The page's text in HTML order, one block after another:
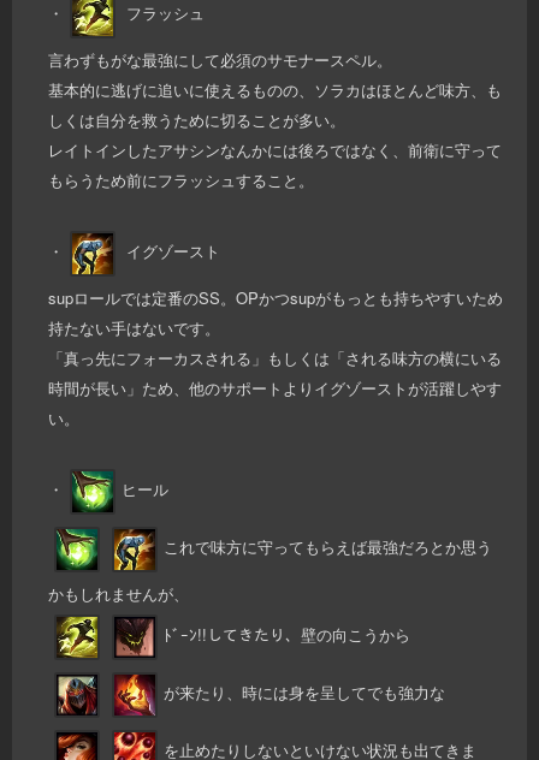
・ フラッシュ
言わずもがな最強にして必須のサモナースペル。
基本的に逃げに追いに使えるものの、ソラカはほとんど味方、も
しくは自分を救うために切ることが多い。
レイトインしたアサシンなんかには後ろではなく、前衛に守って
もらうため前にフラッシュすること。
・ イグゾースト
supロールでは定番のSS。OPかつsupがもっとも持ちやすいため
持たない手はないです。
「真っ先にフォーカスされる」もしくは「される味方の横にいる
時間が長い」ため、他のサポートよりイグゾーストが活躍しやす
い。
・ ヒール
これで味方に守ってもらえば最強だろとか思う
かもしれませんが、
ﾄﾞｰﾝ!!してきたり、壁の向こうから
が来たり、時には身を呈してでも強力な
を止めたりしないといけない状況も出てきま